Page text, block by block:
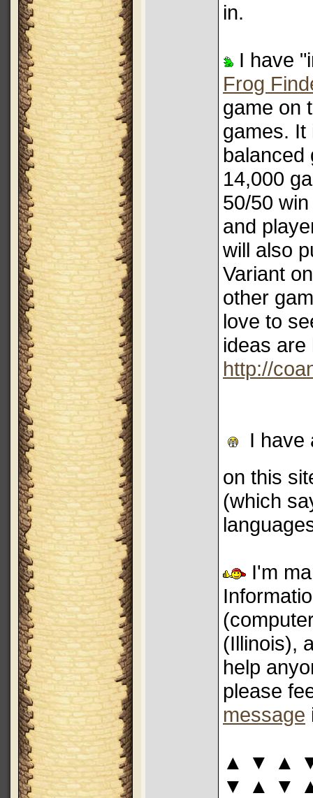
in.
I have
Frog
game on
games. It
balanced
14,000
50/50
and
will also
Variant
other
love to
ideas are
http://
I have
on this
(which
I'm
(Illinois),
help
please
message
▲ ▼ ▲
▼ ▲ ▼